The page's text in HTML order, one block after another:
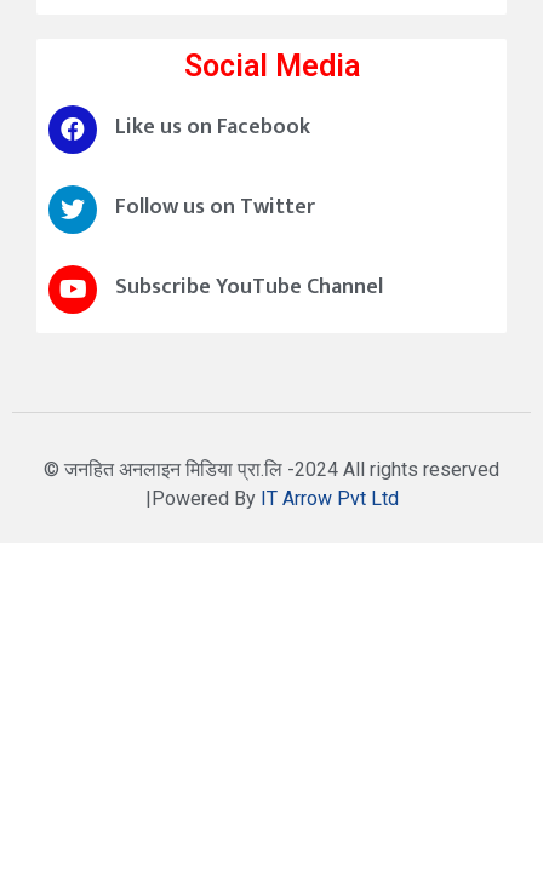
Social Media
Like us on Facebook
Follow us on Twitter
Subscribe YouTube Channel
© जनहित अनलाइन मिडिया प्रा.लि -2024 All rights reserved
|Powered By IT Arrow Pvt Ltd